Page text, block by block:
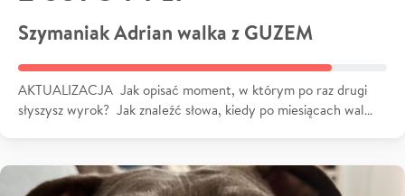
Szymaniak Adrian walka z GUZEM
AKTUALIZACJA Jak opisać moment, w którym po raz drugi
słyszysz wyrok? Jak znaleźć słowa, kiedy po miesiącach wal…